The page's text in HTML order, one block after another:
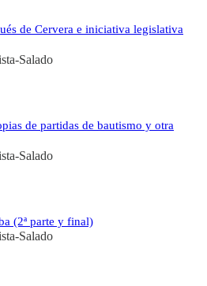
de Cervera e iniciativa legislativa
Salado
de partidas de bautismo y otra
Salado
(2ª parte y final)
Salado